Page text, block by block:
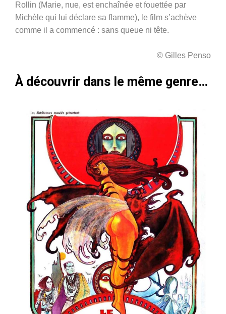
Rollin (Marie, nue, est enchaînée et fouettée par
Michèle qui lui déclare sa flamme), le film s’achève
comme il a commencé : sans queue ni tête.
© Gilles Penso
À découvrir dans le même genre…